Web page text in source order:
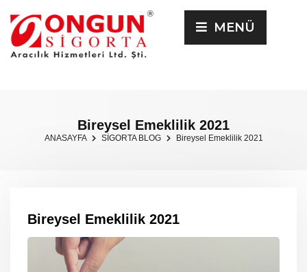
MENÜ
Bireysel Emeklilik 2021
ANASAYFA SİGORTA BLOG Bireysel Emeklilik 2021
Bireysel Emeklilik 2021